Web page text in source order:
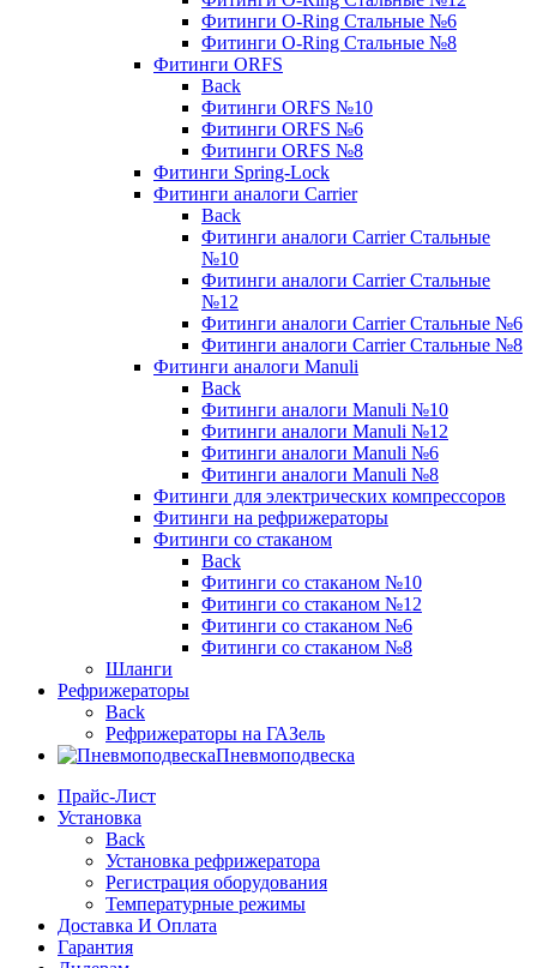
Фитинги O-Ring Стальные №6
Фитинги O-Ring Стальные №8
Фитинги ORFS
Back
Фитинги ORFS №10
Фитинги ORFS №6
Фитинги ORFS №8
Фитинги Spring-Lock
Фитинги аналоги Carrier
Back
Фитинги аналоги Carrier Стальные
№10
Фитинги аналоги Carrier Стальные
№12
Фитинги аналоги Carrier Стальные №6
Фитинги аналоги Carrier Стальные №8
Фитинги аналоги Manuli
Back
Фитинги аналоги Manuli №10
Фитинги аналоги Manuli №12
Фитинги аналоги Manuli №6
Фитинги аналоги Manuli №8
Фитинги для электрических компрессоров
Фитинги на рефрижераторы
Фитинги со стаканом
Back
Фитинги со стаканом №10
Фитинги со стаканом №12
Фитинги со стаканом №6
Фитинги со стаканом №8
Шланги
Рефрижераторы
Back
Рефрижераторы на ГАЗель
Пневмоподвеска
Прайс-Лист
Установка
Back
Установка рефрижератора
Регистрация оборудования
Температурные режимы
Доставка И Оплата
Гарантия